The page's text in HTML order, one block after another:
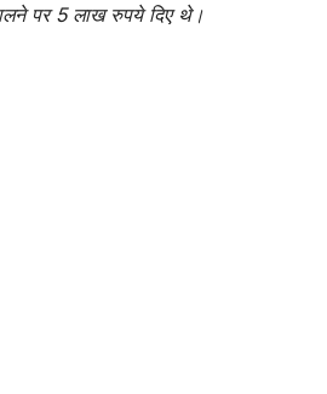
पर 5 लाख रुपये दिए थे।